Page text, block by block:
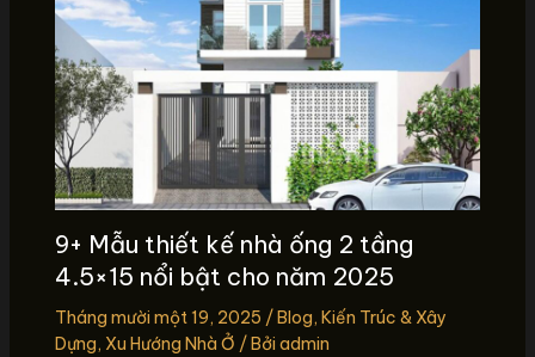
9+ Mẫu thiết kế nhà ống 2 tầng
4.5×15 nổi bật cho năm 2025
Tháng mười một 19, 2025 /Blog, Kiến Trúc & Xây
Dựng, Xu Hướng Nhà Ở / Bởi admin